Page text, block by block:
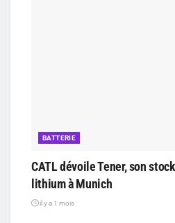
BATTERIE
CATL dévoile Tener, son
lithium à Munich
il y a 1 mois